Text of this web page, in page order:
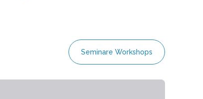
Seminare Workshops